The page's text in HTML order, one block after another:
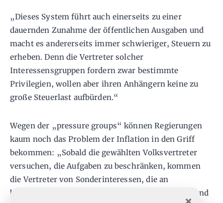
„Dieses System führt auch einerseits zu einer
dauernden Zunahme der öffentlichen Ausgaben und
macht es andererseits immer schwieriger, Steuern zu
erheben. Denn die Vertreter solcher
Interessensgruppen fordern zwar bestimmte
Privilegien, wollen aber ihren Anhängern keine zu
große Steuerlast aufbürden.“
Wegen der „pressure groups“ können Regierungen
kaum noch das Problem der Inflation in den Griff
bekommen: „Sobald die gewählten Volksvertreter
versuchen, die Aufgaben zu beschränken, kommen
die Vertreter von Sonderinteressen, die an
bestimmten Haushaltsansätzen interessiert sind und